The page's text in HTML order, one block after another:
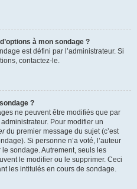
à mon sondage ?
est défini par l’administrateur. Si
contactez-le.
?
ne peuvent être modifiés que par
Pour modifier un
du premier message du sujet (c’est
Si personne n’a voté, l’auteur
sondage. Autrement, seuls les
le modifier ou le supprimer. Ceci
les intitulés en cours de sondage.